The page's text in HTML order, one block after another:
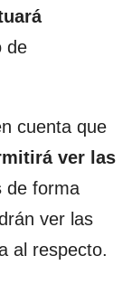
de
cuenta que
ver las
de forma
ver las
al respecto.